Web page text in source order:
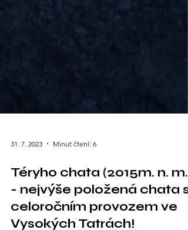
31. 7. 2023 Minut čtení: 6
Téryho chata (2015m. n. m.)
- nejvýše položená chata s